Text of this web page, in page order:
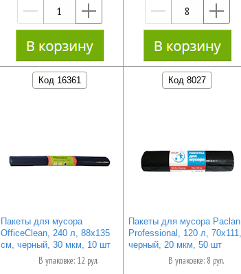
— —
Код 16361
Пакеты для мусора
OfficeClean, 240 л, 88х135
см, черный, 30 мкм, 10 шт
В упаковке: 12 рул.
Код 8027
Пакеты для мусора Paclan
Professional, 120 л, 70х111,
черный, 20 мкм, 50 шт
В упаковке: 8 рул.